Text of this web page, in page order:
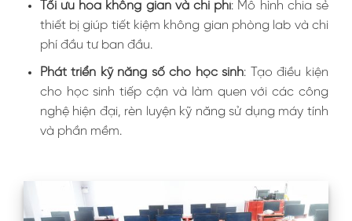
Tối ưu hóa không gian và chi phí: Mô hình chia sẻ
thiết bị giúp tiết kiệm không gian phòng lab và chi
phí đầu tư ban đầu.
Phát triển kỹ năng số cho học sinh: Tạo điều kiện
cho học sinh tiếp cận và làm quen với các công
nghệ hiện đại, rèn luyện kỹ năng sử dụng máy tính
và phần mềm.